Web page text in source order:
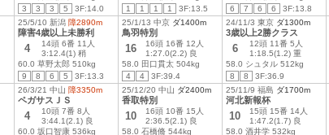
3
3 3 5 3F:14.0
1
1 1 1 3F:13.5
6
7 6 6 3F:13.8
25/5/10 新潟 障2890m
障害4歳以上未勝利
4
14頭 6番 11人
3:12.4(1) 稍
60.0 草野太郎 510kg
9
8 6 5 3F:13.3
25/1/13 中京 ダ1400m
鳥羽特別
16
16頭 16番 12人
1:27.0(2.2) 良
58.0 田口貫太 504kg
4
4 3F:39.4
24/11/3 東京 ダ1300m
3歳以上2勝クラス
6
12頭 11番 5人
1:18.5(1.2) 重
58.0 シュタル 512kg
8
8 3F:36.9
26/3/21 中山 障3350m
ペガサスＪＳ
4
10頭 7番 8人
3:44.1(2.1) 良
60.0 坂口智康 536kg
25/12/20 中山 ダ2400m
香取特別
10
16頭 10番 15人
2:36.5(2.1) 良
58.0 石橋脩 544kg
25/11/9 福島 ダ1700m
河北新報杯
10
15頭 15番 14人
1:47.2(1.7) 良
58.0 酒井学 532kg